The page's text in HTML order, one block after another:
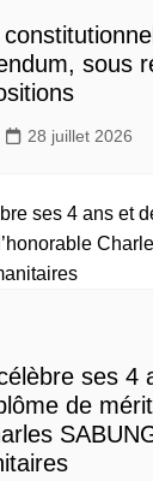
sous
28 juillet 2026
ses 4
de